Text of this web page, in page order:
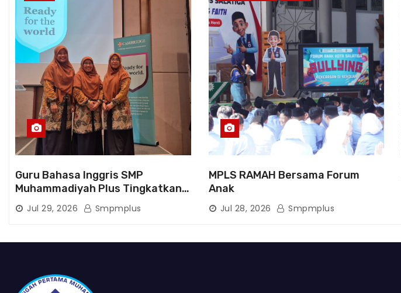
Guru Bahasa Inggris SMP
Muhammadiyah Plus Tingkatkan
Kompetensi melalui Pelatihan
Cambridge Life Skills in Action
Jul 29, 2026 Smpmplus
MPLS RAMAH Bersama Forum
Anak
Jul 28, 2026 Smpmplus